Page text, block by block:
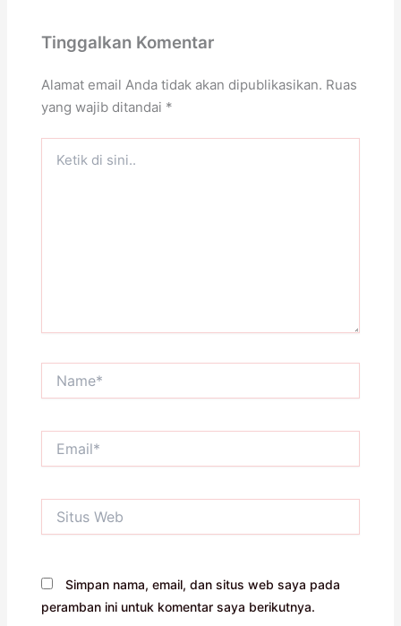
Tinggalkan Komentar
Alamat email Anda tidak akan dipublikasikan. Ruas
yang wajib ditandai *
Web
Simpan nama, email, dan situs web saya pada
peramban ini untuk komentar saya berikutnya.